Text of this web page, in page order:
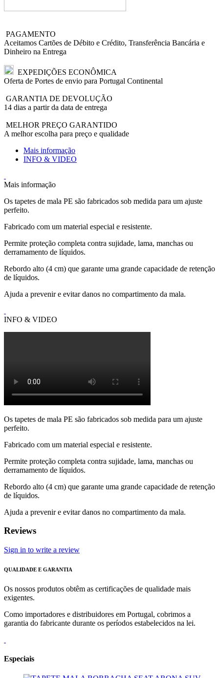
PAGAMENTO
Aceitamos Cartões de Débito e Crédito, Transferência Bancária e
Dinheiro na Entrega
EXPEDIÇÕES ECONÔMICA
Oferta de Portes de envio para Portugal Continental
GARANTIA DE DEVOLUÇÃO
14 dias a partir da data de entrega
MELHOR PREÇO GARANTIDO
A melhor escolha para preço e qualidade
Mais informação
INFO & VIDEO
Mais informação
Os tapetes de mala PE são fabricados sob medida para um ajuste
perfeito.
Fabricado com um material especial e resistente.
Permite proteção completa contra sujidade, lama, manchas ou
derramamento de líquidos.
Rebordo alto (4 cm) que garante uma grande capacidade de retenção
de líquidos.
Ajuda a prevenir e evitar danos no compartimento da mala.
INFO & VIDEO
Os tapetes de mala PE são fabricados sob medida para um ajuste
perfeito.
Fabricado com um material especial e resistente.
Permite proteção completa contra sujidade, lama, manchas ou
derramamento de líquidos.
Rebordo alto (4 cm) que garante uma grande capacidade de retenção
de líquidos.
Ajuda a prevenir e evitar danos no compartimento da mala.
Reviews
Sign in to write a review
QUALIDADE E GARANTIA
Os nossos produtos obtêm as certificações de qualidade mais
exigentes.
Como importadores e distribuidores em Portugal, cobrimos a
garantia do fabricante durante os períodos estabelecidos na lei.
Especiais